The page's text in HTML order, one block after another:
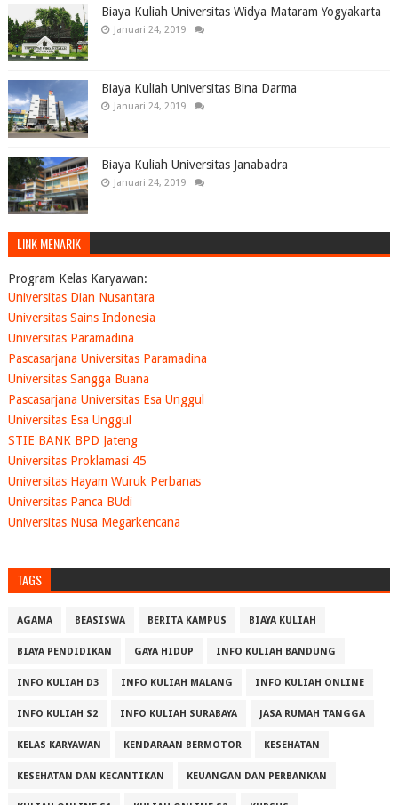
Biaya Kuliah Universitas Widya Mataram Yogyakarta
Januari 24, 2019
Biaya Kuliah Universitas Bina Darma
Januari 24, 2019
Biaya Kuliah Universitas Janabadra
Januari 24, 2019
LINK MENARIK
Program Kelas Karyawan:
Universitas Dian Nusantara
Universitas Sains Indonesia
Universitas Paramadina
Pascasarjana Universitas Paramadina
Universitas Sangga Buana
Pascasarjana Universitas Esa Unggul
Universitas Esa Unggul
STIE BANK BPD Jateng
Universitas Proklamasi 45
Universitas Hayam Wuruk Perbanas
Universitas Panca BUdi
Universitas Nusa Megarkencana
TAGS
AGAMA BEASISWA BERITA KAMPUS BIAYA KULIAH
BIAYA PENDIDIKAN GAYA HIDUP INFO KULIAH BANDUNG
INFO KULIAH D3 INFO KULIAH MALANG INFO KULIAH ONLINE
INFO KULIAH S2 INFO KULIAH SURABAYA JASA RUMAH TANGGA
KELAS KARYAWAN KENDARAAN BERMOTOR KESEHATAN
KESEHATAN DAN KECANTIKAN KEUANGAN DAN PERBANKAN